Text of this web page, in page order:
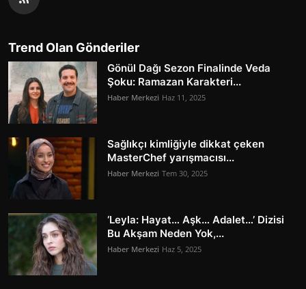
Trend Olan Gönderiler
Gönül Dağı Sezon Finalinde Veda
Şoku: Ramazan Karakteri...
Haber Merkezi Haz 11, 2025
Sağlıkçı kimliğiyle dikkat çeken
MasterChef yarışmacısı...
Haber Merkezi Tem 30, 2025
‘Leyla: Hayat… Aşk… Adalet…’ Dizisi
Bu Akşam Neden Yok,...
Haber Merkezi Haz 5, 2025